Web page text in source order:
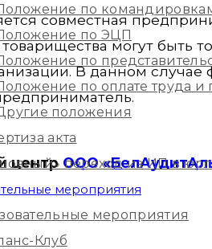
по
по ЭЦП
по
по оплате труда
положения
акта
переход из ИП в
мероприятия
мероприятия
Клуб
совместная
товарищества могут
В данном случае
центр ООО